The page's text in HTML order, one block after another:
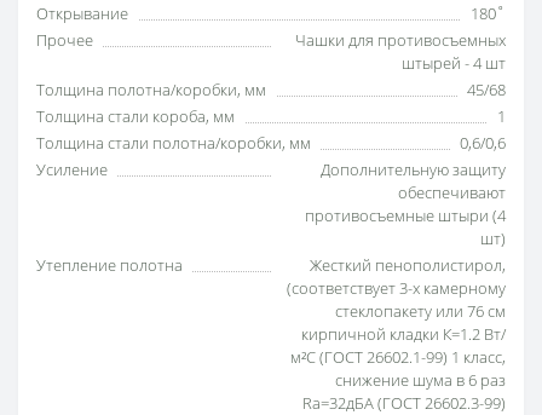
Открывание
180˚
Прочее
Чашки для противосъемных
штырей - 4 шт
Толщина полотна/коробки, мм
45/68
Толщина стали короба, мм
1
Толщина стали полотна/коробки, мм
0,6/0,6
Усиление
Дополнительную защиту
обеспечивают
противосъемные штыри (4
шт)
Утепление полотна
Жесткий пенополистирол,
(соответствует 3-х камерному
стеклопакету или 76 см
кирпичной кладки К=1.2 Вт/
м²С (ГОСТ 26602.1-99) 1 класс,
снижение шума в 6 раз
Ra=32дБА (ГОСТ 26602.3-99)